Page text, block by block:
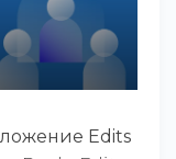
Edits